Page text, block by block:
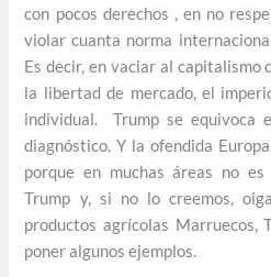
con pocos derechos , en no
violar cuanta norma
Es decir, en vaciar al capitalismo
la libertad de mercado, el
individual. Trump se equivoca
diagnóstico. Y la ofendida
porque en muchas áreas no
Trump y, si no lo creemos,
productos agrícolas Marruecos,
poner algunos ejemplos.